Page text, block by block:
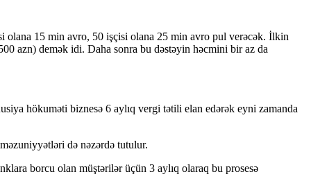
olana 15 min avro, 50 işçisi olana 25 min avro pul verəcək. İlkin
azn) demək idi. Daha sonra bu dəstəyin həcmini bir az da
hökuməti biznesə 6 aylıq vergi tətili elan edərək eyni zamanda
məzuniyyətləri də nəzərdə tutulur.
borcu olan müştərilər üçün 3 aylıq olaraq bu prosesə